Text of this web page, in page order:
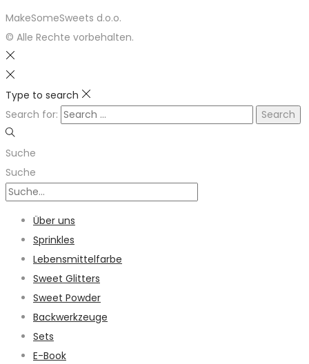
MakeSomeSweets d.o.o.
© Alle Rechte vorbehalten.
Type to search
Search for:
Suche
Suche
Über uns
Sprinkles
Lebensmittelfarbe
Sweet Glitters
Sweet Powder
Backwerkzeuge
Sets
E-Book